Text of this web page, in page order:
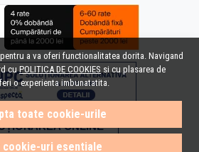
a va oferi functionalitatea dorita. Navigand
cuPOLITICA DE COOKIES si cu plasarea de
o experienta imbunatatita.
toate cookie-urile
cookie-uri esentiale